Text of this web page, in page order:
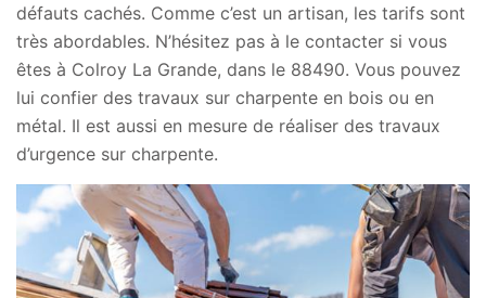
défauts cachés. Comme c’est un artisan, les tarifs sont
très abordables. N’hésitez pas à le contacter si vous
êtes à Colroy La Grande, dans le 88490. Vous pouvez
lui confier des travaux sur charpente en bois ou en
métal. Il est aussi en mesure de réaliser des travaux
d’urgence sur charpente.